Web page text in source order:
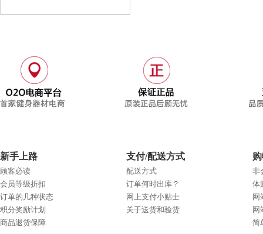
新手上路
顾客必读
会员等级折扣
订单的几种状态
积分奖励计划
商品退货保障
支付/配送方式
配送方式
订单何时出库？
网上支付小贴士
关于送货和验货
非
体
网
网
简